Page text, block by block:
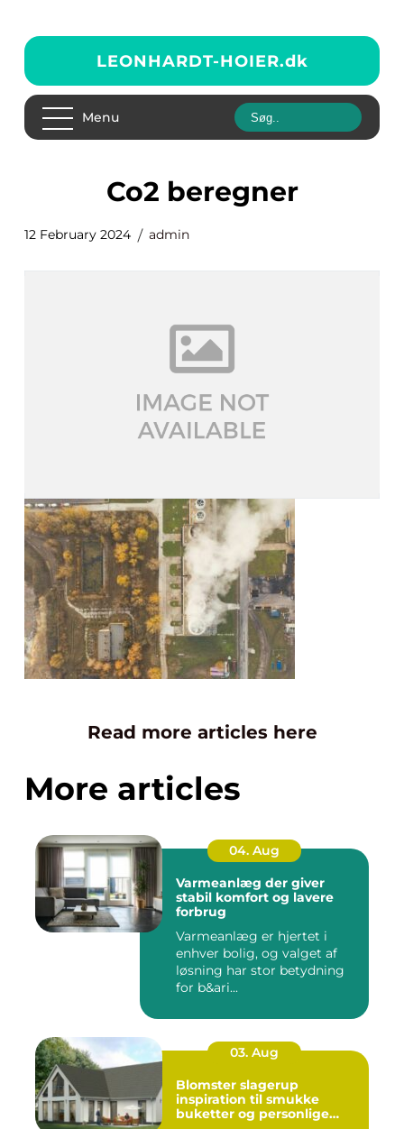
LEONHARDT-HOIER.dk
Menu
co2 beregner
12 February 2024 admin
Read more articles here
More articles
04. Aug
Varmeanlæg der giver
stabil komfort og lavere
forbrug
Varmeanlæg er hjertet i
enhver bolig, og valget af
løsning har stor betydning
for b&ari...
03. Aug
Blomster slagerup
inspiration til smukke
buketter og personlige